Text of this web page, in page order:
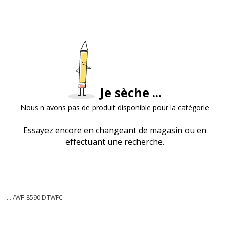
Je sèche ...
Nous n'avons pas de produit disponible pour la catégorie
Essayez encore en changeant de magasin ou en
effectuant une recherche.
... /WF-8590 DTWFC